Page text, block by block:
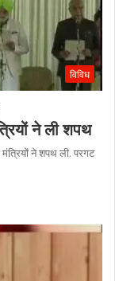
विविध
ने ली शपथ
ने शपथ ली. परगट